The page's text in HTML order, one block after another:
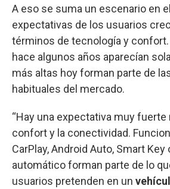
A eso se suma un escenario en
expectativas de los usuarios
términos de tecnología y
hace algunos años aparecían
más altas hoy forman parte de
habituales del mercado.
“Hay una expectativa muy fuerte
confort y la conectividad.
CarPlay, Android Auto, Smart
automático forman parte de lo
usuarios pretenden en un